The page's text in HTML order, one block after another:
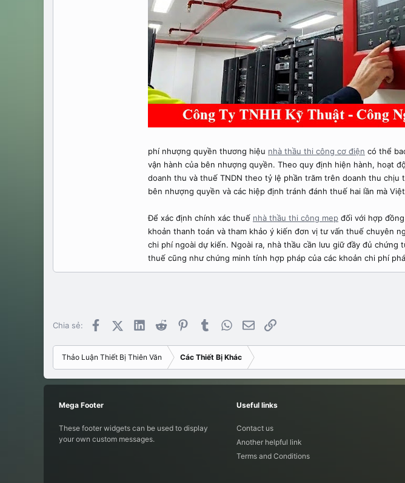
phí nhượng quyền thương hiệu nhà thầu thi công cơ điện có thể
vận hành của bên nhượng quyền. Theo quy định hiện hành, hoạt
doanh thu và thuế TNDN theo tỷ lệ phần trăm trên doanh thu
bên nhượng quyền và các hiệp định tránh đánh thuế hai lần mà
Để xác định chính xác thuế nhà thầu thi công mep đối với hợp
khoản thanh toán và tham khảo ý kiến đơn vị tư vấn thuế chuyên
chi phí ngoài dự kiến. Ngoài ra, nhà thầu cần lưu giữ đầy đủ
thuế cũng như chứng minh tính hợp pháp của các khoản chi phí
Chia sẻ: FacebookX (Twitter)
LinkedInReddit PinterestTumblrWhatsApp
Email Link
Thảo Luận Thiết Bị Thiên Văn Các Thiết Bị Khác
Mega Footer
These footer widgets can be used to display
your own custom messages.
Useful links
Contact us
Another helpful link
Terms and Conditions